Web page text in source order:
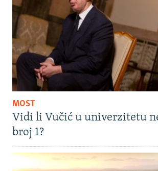
MOST
Vidi li Vučić u univerzitetu
broj 1?